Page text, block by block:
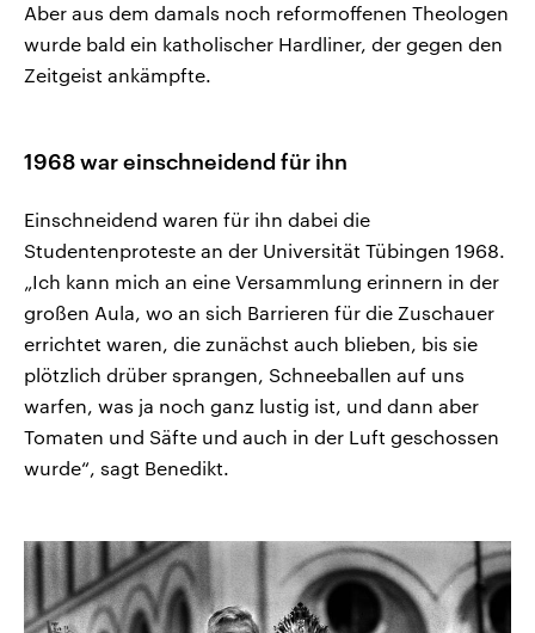
Aber aus dem damals noch reformoffenen Theologen
wurde bald ein katholischer Hardliner, der gegen den
Zeitgeist ankämpfte.
1968 war einschneidend für ihn
Einschneidend waren für ihn dabei die
Studentenproteste an der Universität Tübingen 1968.
„Ich kann mich an eine Versammlung erinnern in der
großen Aula, wo an sich Barrieren für die Zuschauer
errichtet waren, die zunächst auch blieben, bis sie
plötzlich drüber sprangen, Schneeballen auf uns
warfen, was ja noch ganz lustig ist, und dann aber
Tomaten und Säfte und auch in der Luft geschossen
wurde“, sagt Benedikt.